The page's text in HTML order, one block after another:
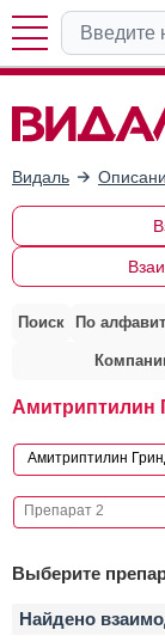
Видаль
Поиск По
Амитриптилин
Выберите
Найдено